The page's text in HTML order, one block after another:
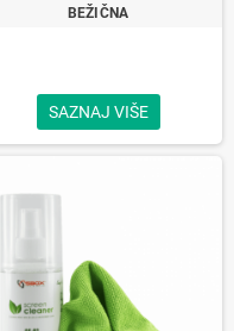
BEŽIČNA
SAZNAJ VIŠE